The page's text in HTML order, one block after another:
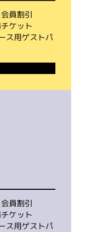
員割引
ケット
ス用ゲストパ
員割引
ケット
ス用ゲストパ